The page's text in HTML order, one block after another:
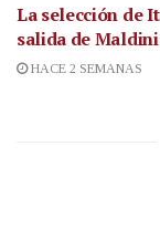
La selección de
salida de
HACE 2 SEMANAS